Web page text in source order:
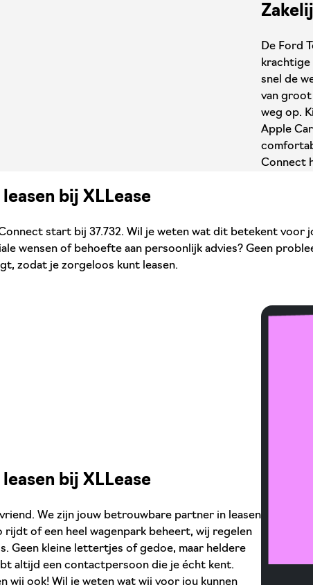
De Ford
krachtige
snel de
van groot
weg op.
Apple
Connect
bij XLLease
start bij 37.732. Wil je weten wat dit betekent
wensen of behoefte aan persoonlijk advies? Geen
zodat je zorgeloos kunt leasen.
bij XLLease
We zijn jouw betrouwbare partner in leasen
rijdt of een heel wagenpark beheert, wij regelen
Geen kleine lettertjes of gedoe, maar heldere
altijd een contactpersoon die je écht kent.
wij ook! Wil je weten wat wij voor jou kunnen